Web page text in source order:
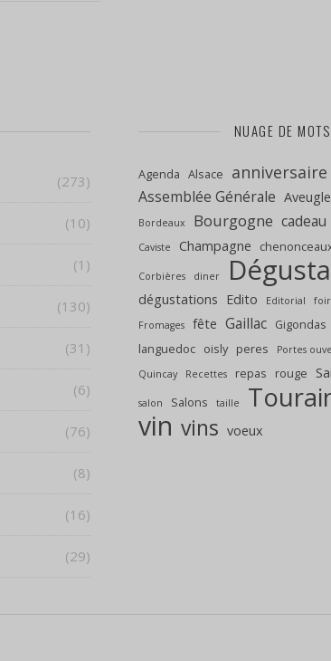
(273)
(10)
(1)
(130)
(31)
(6)
(76)
(8)
(16)
(29)
NUAGE DE MOTS
Agenda Alsace anniversaire
Assemblée Générale Aveugle
Bordeaux Bourgogne cadeau
Caviste
Champagne
Corbières diner
dégustations Edito Editorial
Fromages
fête Gaillac Gigondas
languedoc oisly peres Portes
Quincay Recettes repas rouge
salon Salons taille
vin vins voeux